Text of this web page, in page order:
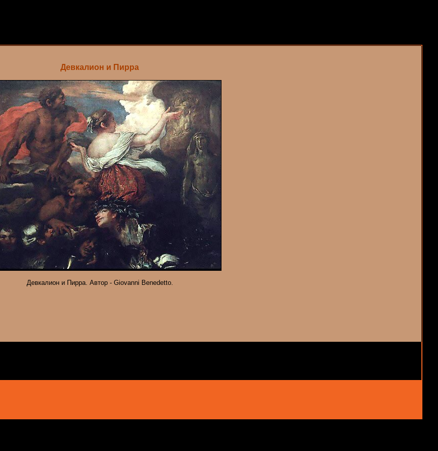
Девкалион и Пирра
Девкалион и Пирра. Автор - Giovanni Benedetto.